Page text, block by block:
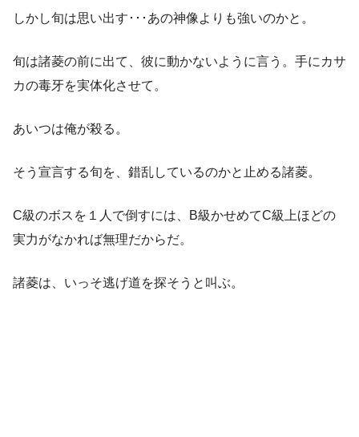
しかし旬は思い出す･･･あの神像よりも強いのかと。
旬は諸菱の前に出て、彼に動かないように言う。手にカサ
カの毒牙を実体化させて。
あいつは俺が殺る。
そう宣言する旬を、錯乱しているのかと止める諸菱。
C級のボスを１人で倒すには、B級かせめてC級上ほどの
実力がなかれば無理だからだ。
諸菱は、いっそ逃げ道を探そうと叫ぶ。